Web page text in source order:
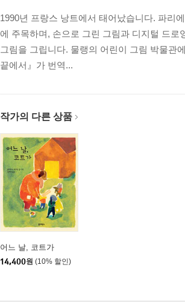
1990년 프랑스 낭트에서 태어났습니다. 파리
에 주목하며, 손으로 그린 그림과 디지털 드
그림을 그립니다. 물랭의 어린이 그림 박물관
끝에서』가 번역...
작가의 다른 상품
어느 날, 코트가
14,400원 (10% 할인)